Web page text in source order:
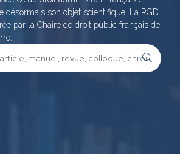
désormais son objet scientifique. La RGD
par la Chaire de droit public français de